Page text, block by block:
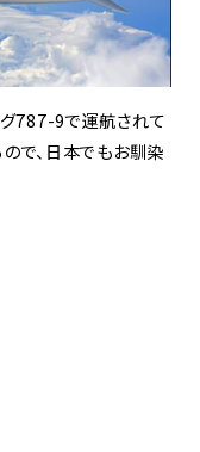
787-9で運航されて
で、日本でもお馴染